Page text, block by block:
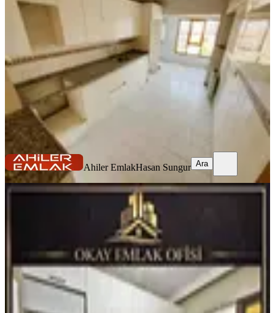
Keçiören, Ayvalı Mahallesi
260 m²·3. Kat · 02.08.2026
45.000 ₺
Ahiler EmlakHasan Sungur
Ahiler EmlakHasan Sungur Ara
EŞYALI
Ayvalı'da Etlik Şehir Hastanesi Yakını
Full Temiz Eşyalı Kiralık 3+1 Daire
Keçiören, Ayvalı Mahallesi
3+1·130 m²·Yüksek giriş·05.08.2026